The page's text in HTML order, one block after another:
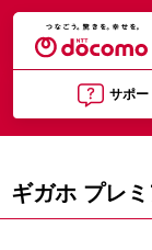
サポー
ギガホ プレ